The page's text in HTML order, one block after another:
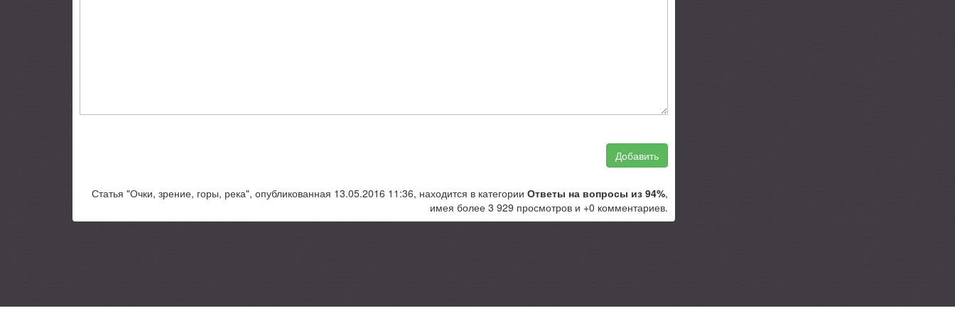
Добавить
Статья "Очки, зрение, горы, река", опубликованная 13.05.2016 11:36, находится в категории Ответы на вопросы из 94%,
имея более 3 929 просмотров и +0 комментариев.